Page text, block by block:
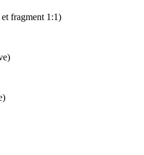
fragment 1:1)